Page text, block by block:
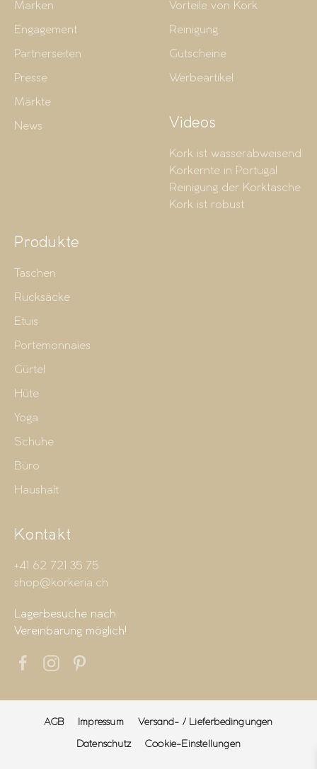
Marken
Engagement
Partnerseiten
Presse
Märkte
News
Vorteile von Kork
Reinigung
Gutscheine
Werbeartikel
Videos
Kork ist wasserabweisend
Korkernte in Portugal
Reinigung der Korktasche
Kork ist robust
Produkte
Taschen
Rucksäcke
Etuis
Portemonnaies
Gürtel
Hüte
Yoga
Schuhe
Büro
Haushalt
Kontakt
+41 62 721 35 75
shop@korkeria.ch
Lagerbesuche nach
Vereinbarung möglich!
AGB Impressum
Versand- / Lieferbedingungen
Datenschutz
Cookie-Einstellungen